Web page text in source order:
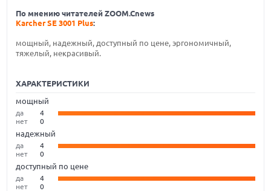
По мнению читателей ZOOM.Cnews
Karcher SE 3001 Plus:
мощный, надежный, доступный по цене, эргономичный,
тяжелый, некрасивый.
ХАРАКТЕРИСТИКИ
мощный
да
4
нет
0
надежный
да
4
нет
0
доступный по цене
да
4
нет
0